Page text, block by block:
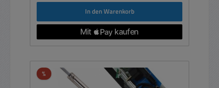
In den Warenkorb
%Rabatt